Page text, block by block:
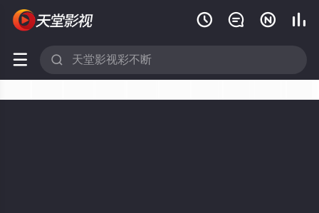
   
 